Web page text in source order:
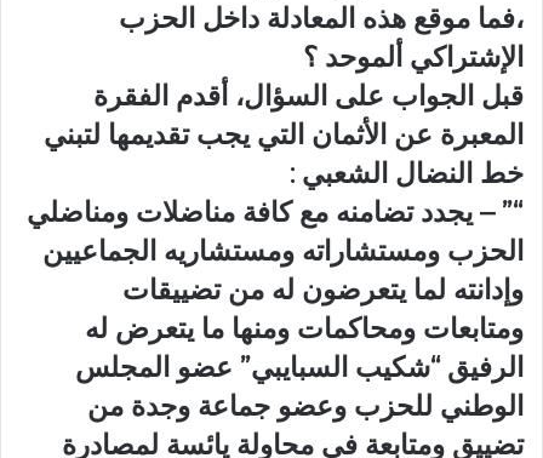
،فما موقع هذه المعادلة داخل الحزب
الإشتراكي ألموحد ؟
قبل الجواب على السؤال، أقدم الفقرة
المعبرة عن الأثمان التي يجب تقديمها لتبني
خط النضال الشعبي :
“” – يجدد تضامنه مع كافة مناضلات ومناضلي
الحزب ومستشاراته ومستشاريه الجماعيين
وإدانته لما يتعرضون له من تضييقات
ومتابعات ومحاكمات ومنها ما يتعرض له
الرفيق “شكيب السبايبي” عضو المجلس
الوطني للحزب وعضو جماعة وجدة من
تضييق ومتابعة في محاولة يائسة لمصادرة